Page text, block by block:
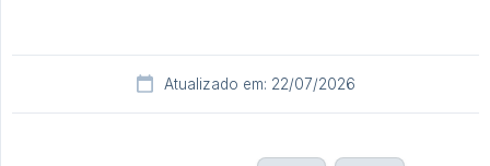
Atualizado em: 22/07/2026